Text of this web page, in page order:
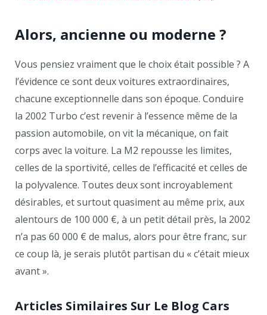
Alors, ancienne ou moderne ?
Vous pensiez vraiment que le choix était possible ? A
l’évidence ce sont deux voitures extraordinaires,
chacune exceptionnelle dans son époque. Conduire
la 2002 Turbo c’est revenir à l’essence même de la
passion automobile, on vit la mécanique, on fait
corps avec la voiture. La M2 repousse les limites,
celles de la sportivité, celles de l’efficacité et celles de
la polyvalence. Toutes deux sont incroyablement
désirables, et surtout quasiment au même prix, aux
alentours de 100 000 €, à un petit détail près, la 2002
n’a pas 60 000 € de malus, alors pour être franc, sur
ce coup là, je serais plutôt partisan du « c’était mieux
avant ».
Articles Similaires Sur Le Blog Cars